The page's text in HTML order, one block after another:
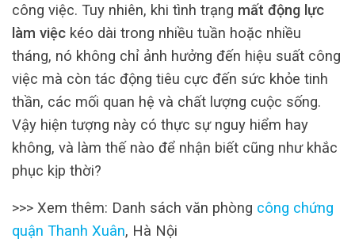
công việc. Tuy nhiên, khi tình trạng mất động lực
làm việc kéo dài trong nhiều tuần hoặc nhiều
tháng, nó không chỉ ảnh hưởng đến hiệu suất công
việc mà còn tác động tiêu cực đến sức khỏe tinh
thần, các mối quan hệ và chất lượng cuộc sống.
Vậy hiện tượng này có thực sự nguy hiểm hay
không, và làm thế nào để nhận biết cũng như khắc
phục kịp thời?
>>> Xem thêm: Danh sách văn phòng công chứng
quận Thanh Xuân, Hà Nội